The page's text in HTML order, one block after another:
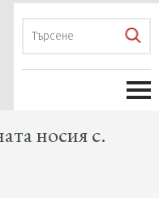
носия с.